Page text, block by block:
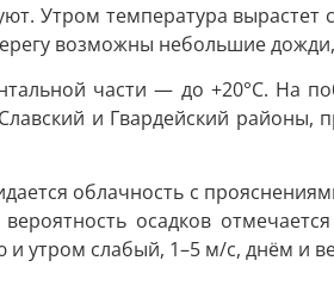
Утром температура вырастет
возможны небольшие
части — до +20°C. На
и Гвардейский
облачность с
осадков
утром слабый, 1–5 м/с, днём и